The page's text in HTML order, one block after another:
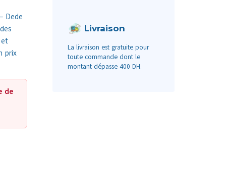
Dede
prix
de
Livraison
La livraison est gratuite pour
toute commande dont le
montant dépasse 400 DH.